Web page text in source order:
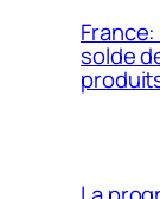
solde